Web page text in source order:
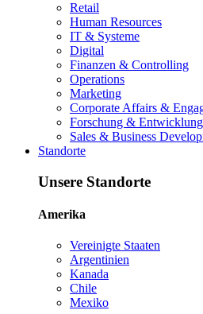
Retail
Human Resources
IT & Systeme
Digital
Finanzen & Controlling
Operations
Marketing
Corporate Affairs &
Forschung & Entwicklung
Sales & Business
Standorte
Unsere Standorte
Amerika
Vereinigte Staaten
Argentinien
Kanada
Chile
Mexiko